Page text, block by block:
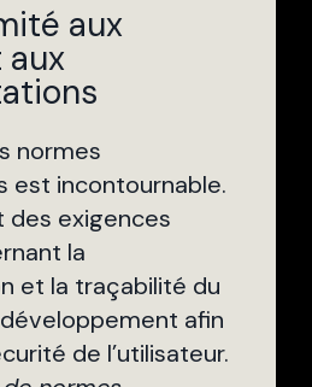
aux
normes
est incontournable.
des exigences
la
et la traçabilité du
afin
de l’utilisateur.